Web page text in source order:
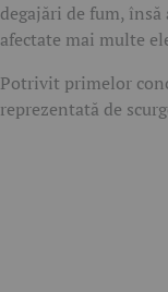
degajări de fum,
afectate mai multe
Potrivit primelor
reprezentată de